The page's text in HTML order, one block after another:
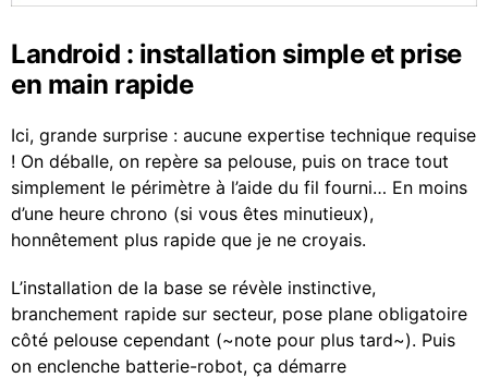
Landroid : installation simple et prise
en main rapide
Ici, grande surprise : aucune expertise technique requise
! On déballe, on repère sa pelouse, puis on trace tout
simplement le périmètre à l’aide du fil fourni… En moins
d’une heure chrono (si vous êtes minutieux),
honnêtement plus rapide que je ne croyais.
L’installation de la base se révèle instinctive,
branchement rapide sur secteur, pose plane obligatoire
côté pelouse cependant (~note pour plus tard~). Puis
on enclenche batterie-robot, ça démarre